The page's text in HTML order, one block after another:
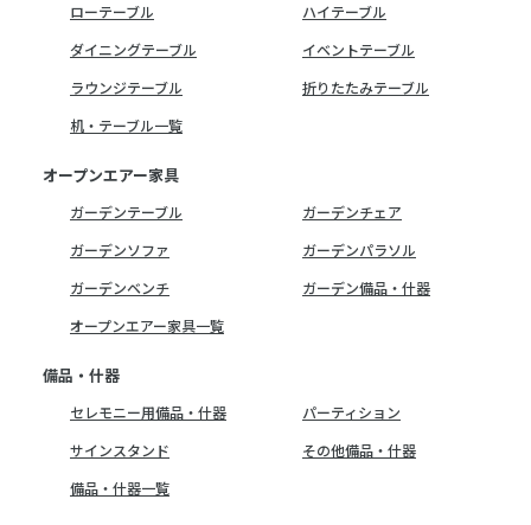
ローテーブル
ハイテーブル
ダイニングテーブル
イベントテーブル
ラウンジテーブル
折りたたみテーブル
机・テーブル一覧
オープンエアー家具
ガーデンテーブル
ガーデンチェア
ガーデンソファ
ガーデンパラソル
ガーデンベンチ
ガーデン備品・什器
オープンエアー家具一覧
備品・什器
セレモニー用備品・什器
パーティション
サインスタンド
その他備品・什器
備品・什器一覧